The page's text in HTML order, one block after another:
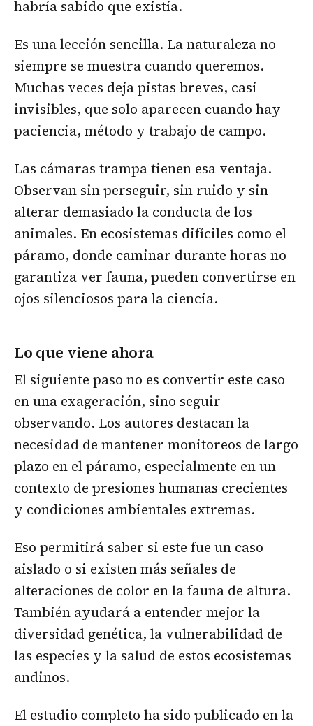
habría sabido que existía.
Es una lección sencilla. La naturaleza no
siempre se muestra cuando queremos.
Muchas veces deja pistas breves, casi
invisibles, que solo aparecen cuando hay
paciencia, método y trabajo de campo.
Las cámaras trampa tienen esa ventaja.
Observan sin perseguir, sin ruido y sin
alterar demasiado la conducta de los
animales. En ecosistemas difíciles como el
páramo, donde caminar durante horas no
garantiza ver fauna, pueden convertirse en
ojos silenciosos para la ciencia.
Lo que viene ahora
El siguiente paso no es convertir este caso
en una exageración, sino seguir
observando. Los autores destacan la
necesidad de mantener monitoreos de largo
plazo en el páramo, especialmente en un
contexto de presiones humanas crecientes
y condiciones ambientales extremas.
Eso permitirá saber si este fue un caso
aislado o si existen más señales de
alteraciones de color en la fauna de altura.
También ayudará a entender mejor la
diversidad genética, la vulnerabilidad de
las especies y la salud de estos ecosistemas
andinos.
El estudio completo ha sido publicado en la